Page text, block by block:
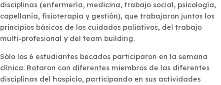
disciplinas (enfermería, medicina, trabajo social, psicología,
capellanía, fisioterapia y gestión), que trabajaron juntos los
principios básicos de los cuidados paliativos, del trabajo
multi-profesional y del team building.
Sólo los 6 estudiantes becados participaron en la semana
clínica. Rotaron con diferentes miembros de las diferentes
disciplinas del hospicio, participando en sus actividades